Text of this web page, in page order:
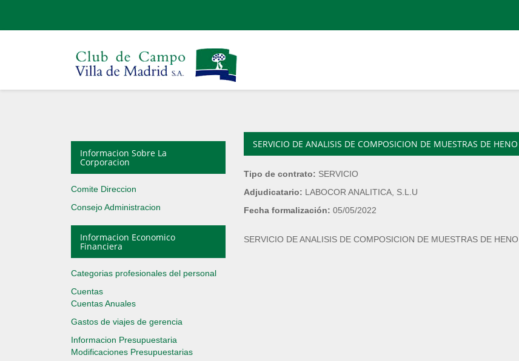
Informacion Sobre La
Corporacion
Comite Direccion
Consejo Administracion
Informacion Economico
Financiera
Categorias profesionales del personal
Cuentas
Cuentas Anuales
Gastos de viajes de gerencia
Informacion Presupuestaria
Modificaciones Presupuestarias
SERVICIO DE ANALISIS DE COMPOSICION DE MUESTRAS DE HENO
Tipo de contrato: SERVICIO
Adjudicatario: LABOCOR ANALITICA, S.L.U
Fecha formalización: 05/05/2022
SERVICIO DE ANALISIS DE COMPOSICION DE MUESTRAS DE HENO